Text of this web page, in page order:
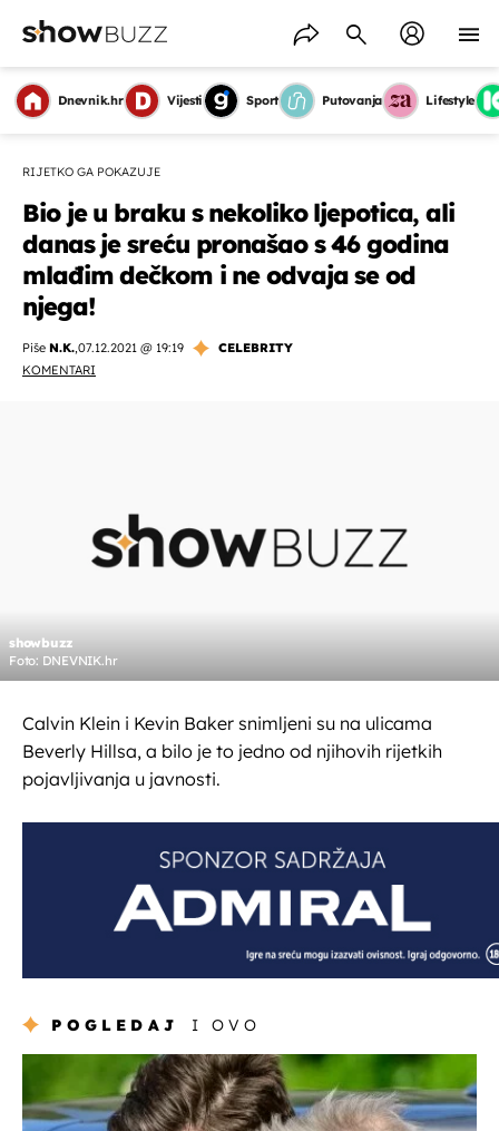
Dnevnik.hr Vijesti Sport Putovanja Lifestyle
RIJETKO GA POKAZUJE
Bio je u braku s nekoliko ljepotica, ali
danas je sreću pronašao s 46 godina
mlađim dečkom i ne odvaja se od
njega!
Piše N.K.,07.12.2021 @ 19:19
CELEBRITY
KOMENTARI
showbuzz
Foto: DNEVNIK.hr
Calvin Klein i Kevin Baker snimljeni su na ulicama
Beverly Hillsa, a bilo je to jedno od njihovih rijetkih
pojavljivanja u javnosti.
POGLEDAJ I OVO